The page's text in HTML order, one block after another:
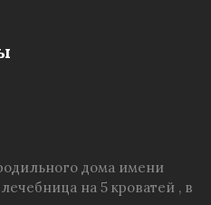
дома имени
на 5 кроватей , в